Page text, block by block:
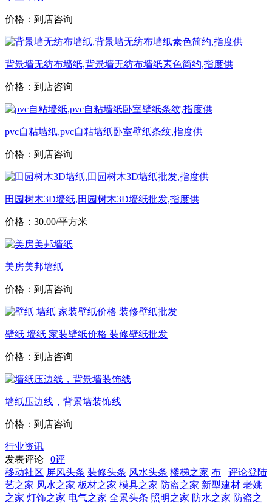
价格：到店咨询
背景墙无纺布墙纸,背景墙无纺布墙纸素色简约,指度供
价格：到店咨询
pvc自粘墙纸,pvc自粘墙纸卧室壁纸条纹,指度供
价格：到店咨询
田园树木3D墙纸,田园树木3D墙纸批发,指度供
价格：30.00/平方米
美房美邦墙纸
价格：到店咨询
壁纸 墙纸 家装壁纸价格 装修壁纸批发
价格：到店咨询
墙纸压边线，背景墙装饰线
价格：到店咨询
行业资讯
发表评论 | 0评
评论登陆
移动社区 屏风头条 装修头条 风水头条 楼梯之家 布
艺之家 风水之家 板材之家 模具之家 防盗之家 新型建材 老姚
之家 灯饰之家 电气之家 全景头条 照明之家 防水之家 防盗之